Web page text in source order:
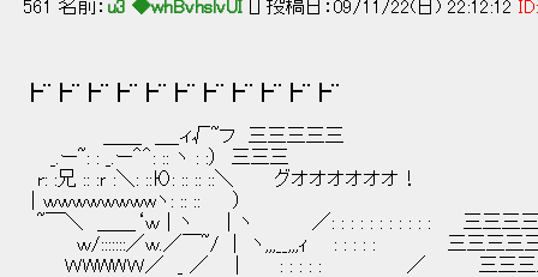
561 名前： u3 ◆whBvhslvUI [] 投稿日：09/11/22(日) 22:12:12 ID:
┣¨┣¨┣¨┣¨┣¨┣¨┣¨┣¨┣¨┣¨┣¨
＿＿ ＿_ィ√~フ 三三三三三
_.ー~: : _.ー＾＾: :: ヽ : :） 三三三
r: :兄 :: :ｒ :＼: ::Ю: :: :: ::＼ グオオオオオオ！
｜ｗｗｗｗｗｗｗwヽ: :: :: ）
~￣＼ ＿＿‘ｗ｜ヽ ｜ヽ ／: : : : : : : : : : : 三三三
ｗ/:::::::／ｗ.／￣~/ | ヽ,,,__,,,ｨ : : : : : 三三三三
ＷWWWＷ／ _ ／ | : : : : : ／ 三三三